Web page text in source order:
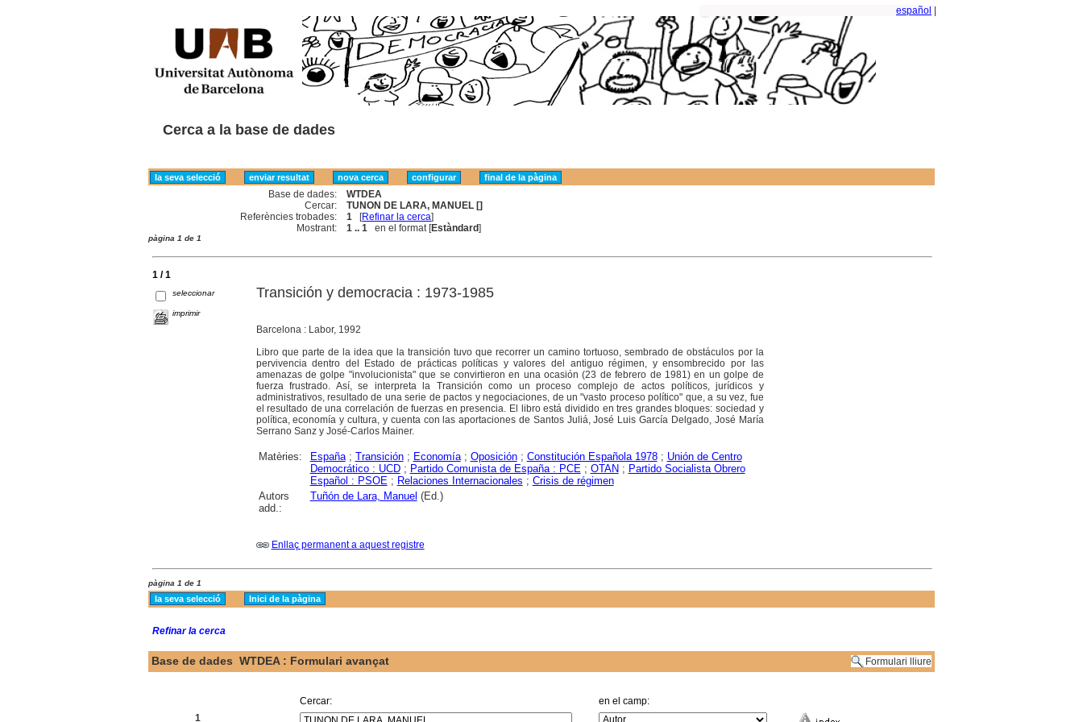
español
Cerca a la base de dades
Base de dades:
WTDEA
Cercar:
TUNON DE LARA, MANUEL []
Referències trobades:
1 [Refinar la cerca]
Mostrant:
1 .. 1 en el format [Estàndard]
pàgina 1 de 1
1 / 1
seleccionar
imprimir
Transición y democracia : 1973-1985
Barcelona : Labor, 1992
Libro que parte de la idea que la transición tuvo que recorrer un camino tortuoso, sembrado de obstáculos por la
pervivencia dentro del Estado de prácticas políticas y valores del antiguo régimen, y ensombrecido por las
amenazas de golpe "involucionista" que se convirtieron en una ocasión (23 de febrero de 1981) en un golpe de
fuerza frustrado. Así, se interpreta la Transición como un proceso complejo de actos políticos, jurídicos y
administrativos, resultado de una serie de pactos y negociaciones, de un "vasto proceso político" que, a su vez, fue
el resultado de una correlación de fuerzas en presencia. El libro está dividido en tres grandes bloques: sociedad y
política, economía y cultura, y cuenta con las aportaciones de Santos Juliá, José Luis García Delgado, José María
Serrano Sanz y José-Carlos Mainer.
Matèries: España; Transición; Economía; Oposición; Constitución Española 1978; Unión de Centro
Democrático : UCD; Partido Comunista de España : PCE ; OTAN ; Partido Socialista Obrero
Español : PSOE ; Relaciones Internacionales ; Crisis de régimen
Autors
add.:
Tuñón de Lara, Manuel (Ed.)
Enllaç permanent a aquest registre
pàgina 1 de 1
Refinar la cerca
Base de dades WTDEA : Formulari avançat Formulari lliure
Cercar:
en el camp:
1